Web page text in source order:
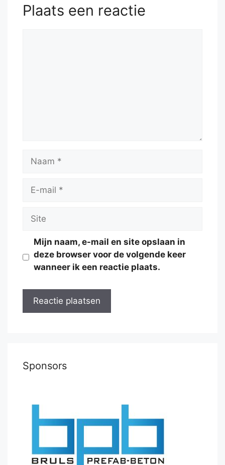
Plaats een reactie
Naam
Site
Mijn naam, e-mail en site opslaan in
deze browser voor de volgende keer
wanneer ik een reactie plaats.
Sponsors